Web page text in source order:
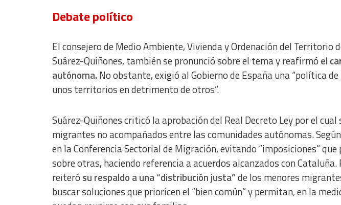
Debate político
El consejero de Medio Ambiente, Vivienda y Ordenación del Territorio
Suárez-Quiñones, también se pronunció sobre el tema y reafirmó el
autónoma. No obstante, exigió al Gobierno de España una “política
unos territorios en detrimento de otros”.
Suárez-Quiñones criticó la aprobación del Real Decreto Ley por el
migrantes no acompañados entre las comunidades autónomas.
en la Conferencia Sectorial de Migración, evitando “imposiciones”
sobre otras, haciendo referencia a acuerdos alcanzados con
reiteró su respaldo a una “distribución justa”de los menores
buscar soluciones que prioricen el “bien común” y permitan, en la
Advertising